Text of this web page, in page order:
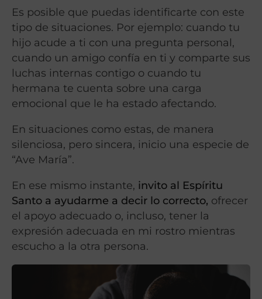
Es posible que puedas identificarte con este
tipo de situaciones. Por ejemplo: cuando tu
hijo acude a ti con una pregunta personal,
cuando un amigo confía en ti y comparte sus
luchas internas contigo o cuando tu
hermana te cuenta sobre una carga
emocional que le ha estado afectando.
En situaciones como estas, de manera
silenciosa, pero sincera, inicio una especie de
“Ave María”.
En ese mismo instante, invito al Espíritu
Santo a ayudarme a decir lo correcto, ofrecer
el apoyo adecuado o, incluso, tener la
expresión adecuada en mi rostro mientras
escucho a la otra persona.